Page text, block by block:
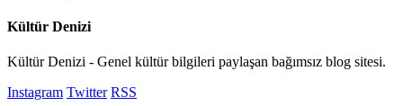
Kültür Denizi
Kültür Denizi - Genel kültür bilgileri paylaşan bağımsız blog sitesi.
Instagram Twitter RSS